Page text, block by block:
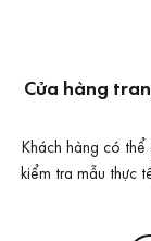
Cửa hàng
Khách hàng có thể
kiểm tra mẫu thực